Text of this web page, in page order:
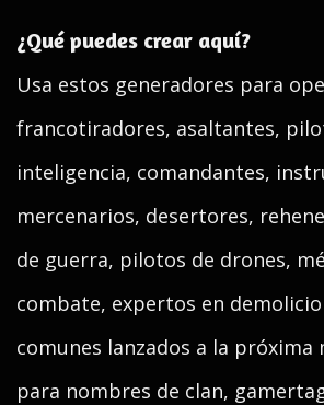
¿Qué puedes crear aquí?
Usa estos generadores para
francotiradores, asaltantes,
inteligencia, comandantes,
mercenarios, desertores,
de guerra, pilotos de drones,
combate, expertos en
comunes lanzados a la próxima
para nombres de clan,